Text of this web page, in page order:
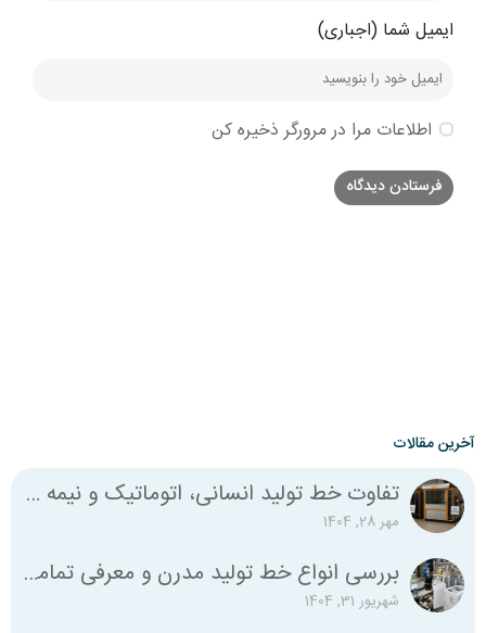
ایمیل شما (اجباری)
اطلاعات مرا در مرورگر ذخیره کن
آخرین مقالات
تفاوت خط تولید انسانی، اتوماتیک و نیمه اتوماتیک چیست؟
مهر 28, 1404
بررسی انواع خط تولید مدرن و معرفی تمامی استانداردهای لازم
شهریور 31, 1404